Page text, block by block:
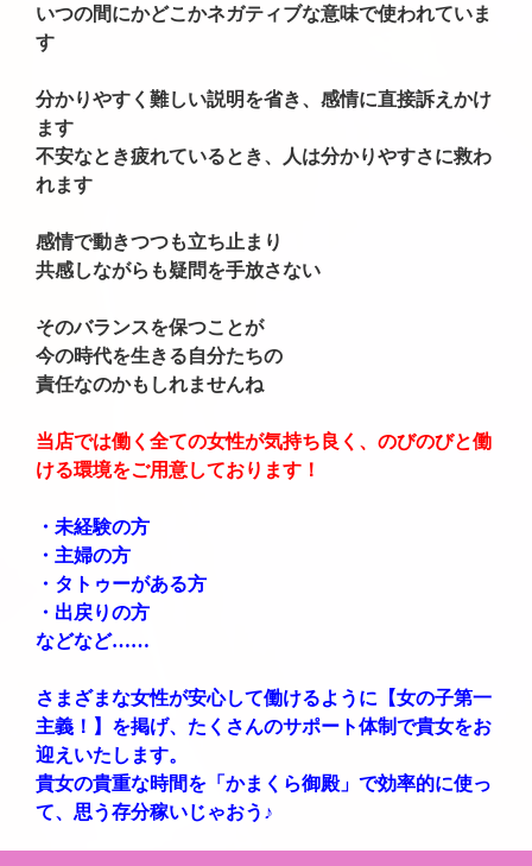
いつの間にかどこかネガティブな意味で使われていま
す
分かりやすく難しい説明を省き、感情に直接訴えかけ
ます
不安なとき疲れているとき、人は分かりやすさに救わ
れます
感情で動きつつも立ち止まり
共感しながらも疑問を手放さない
そのバランスを保つことが
今の時代を生きる自分たちの
責任なのかもしれませんね
当店では働く全ての女性が気持ち良く、のびのびと働
ける環境をご用意しております！
・未経験の方
・主婦の方
・タトゥーがある方
・出戻りの方
などなど……
さまざまな女性が安心して働けるように【女の子第一
主義！】を掲げ、たくさんのサポート体制で貴女をお
迎えいたします。
貴女の貴重な時間を「かまくら御殿」で効率的に使っ
て、思う存分稼いじゃおう♪